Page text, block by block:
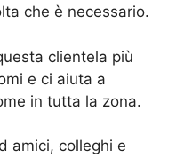
che è necessario.
clientela più
e ci aiuta a
in tutta la zona.
amici, colleghi e